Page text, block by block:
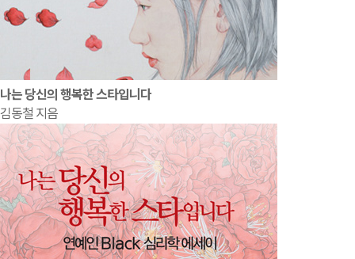
나는 당신의 행복한 스타입니다
김동철 지음